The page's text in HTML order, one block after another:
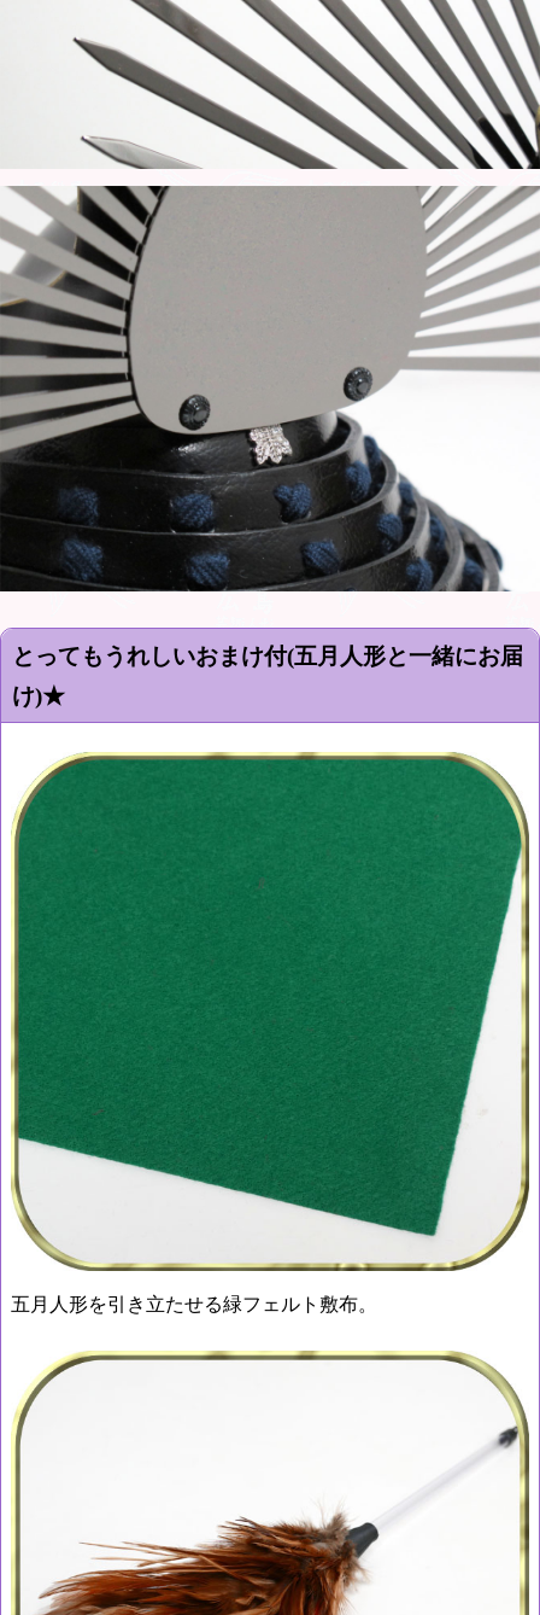
とってもうれしいおまけ付(五月人形と一緒にお届
け)★
五月人形を引き立たせる緑フェルト敷布。